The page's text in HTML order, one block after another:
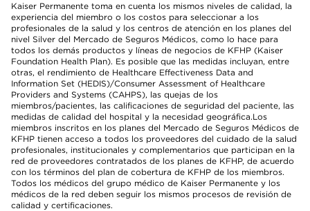
Kaiser Permanente toma en cuenta los mismos niveles de calidad, la
experiencia del miembro o los costos para seleccionar a los
profesionales de la salud y los centros de atención en los planes del
nivel Silver del Mercado de Seguros Médicos, como lo hace para
todos los demás productos y líneas de negocios de KFHP (Kaiser
Foundation Health Plan). Es posible que las medidas incluyan, entre
otras, el rendimiento de Healthcare Effectiveness Data and
Information Set (HEDIS)/Consumer Assessment of Healthcare
Providers and Systems (CAHPS), las quejas de los
miembros/pacientes, las calificaciones de seguridad del paciente, las
medidas de calidad del hospital y la necesidad geográfica.Los
miembros inscritos en los planes del Mercado de Seguros Médicos de
KFHP tienen acceso a todos los proveedores del cuidado de la salud
profesionales, institucionales y complementarios que participan en la
red de proveedores contratados de los planes de KFHP, de acuerdo
con los términos del plan de cobertura de KFHP de los miembros.
Todos los médicos del grupo médico de Kaiser Permanente y los
médicos de la red deben seguir los mismos procesos de revisión de
calidad y certificaciones.